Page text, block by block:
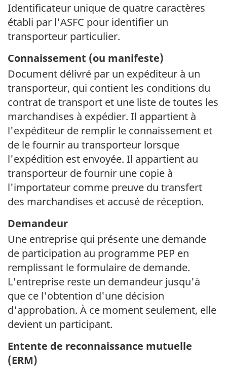
Identificateur unique de quatre caractères
établi par l'ASFC pour identifier un
transporteur particulier.
Connaissement (ou manifeste)
Document délivré par un expéditeur à un
transporteur, qui contient les conditions du
contrat de transport et une liste de toutes les
marchandises à expédier. Il appartient à
l'expéditeur de remplir le connaissement et
de le fournir au transporteur lorsque
l'expédition est envoyée. Il appartient au
transporteur de fournir une copie à
l'importateur comme preuve du transfert
des marchandises et accusé de réception.
Demandeur
Une entreprise qui présente une demande
de participation au programme PEP en
remplissant le formulaire de demande.
L'entreprise reste un demandeur jusqu'à
que ce l'obtention d'une décision
d'approbation. À ce moment seulement, elle
devient un participant.
Entente de reconnaissance mutuelle
(ERM)